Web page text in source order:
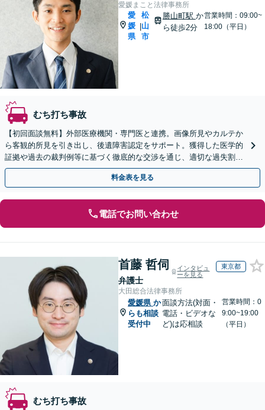
愛媛まこと法律事務所
愛
媛
県
|
松
山
市
勝山町駅 か
ら徒歩2分
営業時間：09:00~
18:00（平日）
むち打ち事故
【初回面談無料】外部医療機関・専門医と連携。画像所見やカルテか
ら客観的所見を引き出し、後遺障害認定をサポート。獲得した医学的
証拠や過去の裁判例等に基づく徹底的な交渉を通じ、適切な過失割合
の算定等に基づく真に適正な賠償獲得を目指します。
料金表を見る
電話でお問い合わせ
首藤 哲伺
弁護士
インタビュ
ーを見る
東京都
大田総合法律事務所
愛媛県 か
らも相談
受付中
面談方法(対面・
電話・ビデオな
ど)は応相談
営業時間：0
9:00~19:00
（平日）
むち打ち事故